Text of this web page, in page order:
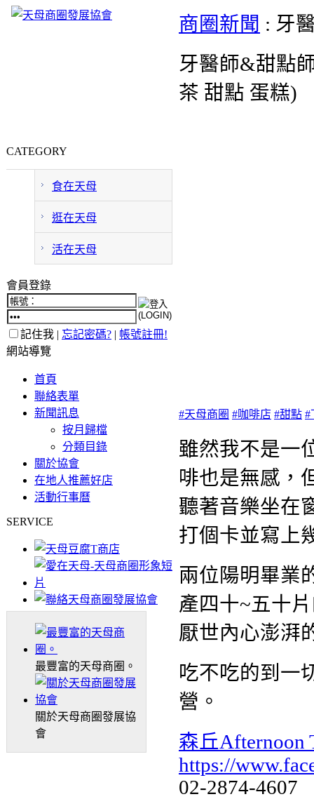
CATEGORY
食在天母
逛在天母
活在天母
會員登錄
記住我 | 忘記密碼? | 帳號註冊!
網站導覽
首頁
聯絡表單
新聞訊息
按月歸檔
分類目錄
關於協會
在地人推薦好店
活動行事曆
SERVICE
最豐富的天母商圈。
關於天母商圈發展協
會
商圈新聞 : 牙
牙醫師&甜點
茶 甜點 蛋糕)
#天母商圈 #咖啡店 #甜點 #
雖然我不是一
啡也是無感，
聽著音樂坐在
打個卡並寫上
兩位陽明畢業
產四十~五十
厭世內心澎湃
吃不吃的到一
營。
森丘Afternoon
https://
02-2874-4607